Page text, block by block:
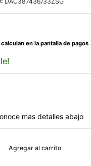
en la pantalla de pagos
mas detalles abajo
Agregar al carrito